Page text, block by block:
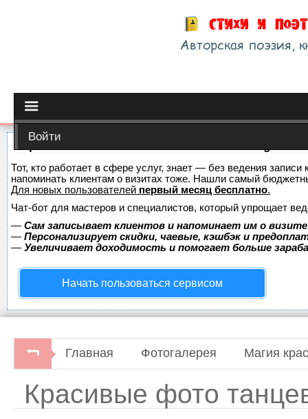
Войти
Тот, кто работает в сфере услуг, знает — без ведения
напоминать клиентам о визитах тоже. Нашли самый
Для новых пользователей первый месяц бесплатно.
Чат-бот для мастеров и специалистов, который упрощает
— Сам записывает клиентов и напоминает им о
— Персонализирует скидки, чаевые, кэшбэк и
— Увеличивает доходимость и помогает больше
Начать пользоваться сервисом
Главная Фотогалерея Магия
Красивые фото